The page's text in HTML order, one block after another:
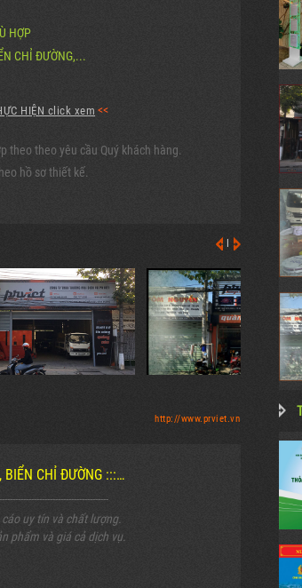
HỢP
CHỈ ĐƯỜNG,...
HIỆN click xem <<
theo theo yêu cầu Quý khách hàng.
hồ sơ thiết kế.
|
http://www.prviet.vn
BIỂN CHỈ ĐƯỜNG :::…
uy tín và chất lượng.
phẩm và giá cả dịch vụ.